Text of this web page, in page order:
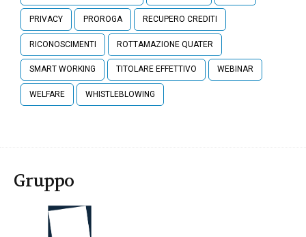
PRIVACY PROROGA RECUPERO CREDITI
RICONOSCIMENTI ROTTAMAZIONE QUATER
SMART WORKING TITOLARE EFFETTIVO WEBINAR
WELFARE WHISTLEBLOWING
Gruppo